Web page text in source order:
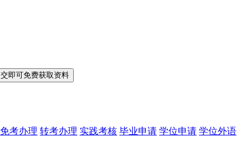
免考办理 转考办理 实践考核 毕业申请 学位申请 学位外语